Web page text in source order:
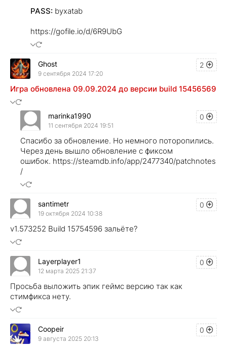
PASS: byxatab
https://gofile.io/d/6R9UbG
2
Ghost
9 сентября 2024 17:20
Игра обновлена 09.09.2024 до версии build 15456569
0
marinka1990
11 сентября 2024 19:51
Спасибо за обновление. Но немного поторопились.
Через день вышло обновление с фиксом
ошибок. https://steamdb.info/app/2477340/patchnotes
/
0
santimetr
19 октября 2024 10:38
v1.573252 Build 15754596 зальёте?
0
Layerplayer1
12 марта 2025 21:37
Просьба выложить эпик геймс версию так как
стимфикса нету.
0
Coopeir
9 августа 2025 20:13